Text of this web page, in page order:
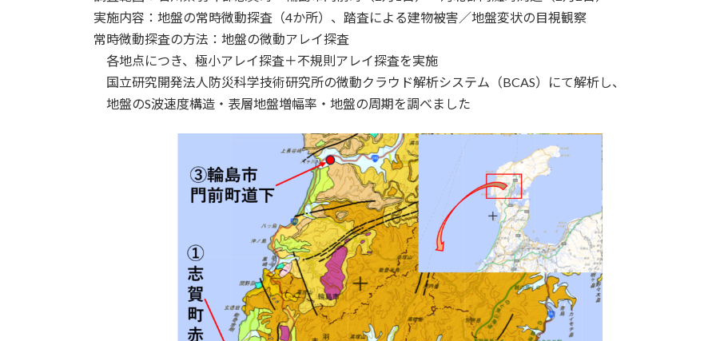
実施内容：地盤の常時微動探査（4か所）、踏査による建物被害／地盤変状の目視観察
常時微動探査の方法：地盤の微動アレイ探査
各地点につき、極小アレイ探査＋不規則アレイ探査を実施
国立研究開発法人防災科学技術研究所の微動クラウド解析システム（BCAS）にて解析し、
地盤のS波速度構造・表層地盤増幅率・地盤の周期を調べました